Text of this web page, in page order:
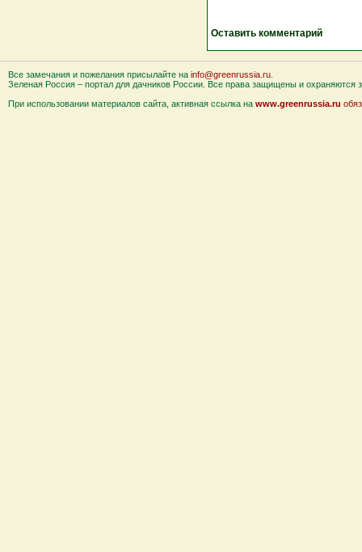
Оставить комментарий
Все замечания и пожелания присылайте на info@greenrussia.ru
Зеленая Россия – портал для дачников России. Все права защищены и охраняются
При использовании материалов сайта, активная ссылка на www.greenrussia.ru